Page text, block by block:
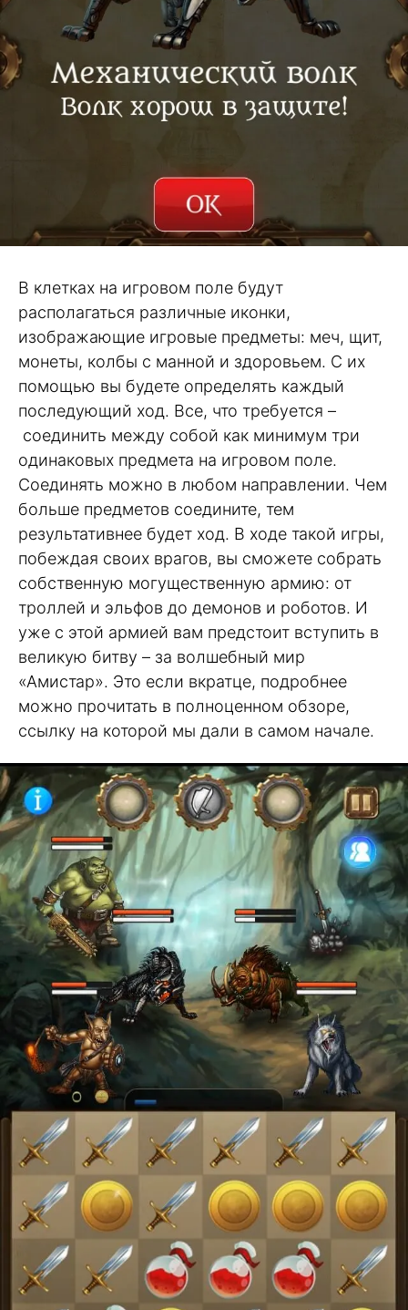
В клетках на игровом поле будут
располагаться различные иконки,
изображающие игровые предметы: меч, щит,
монеты, колбы с манной и здоровьем. С их
помощью вы будете определять каждый
последующий ход. Все, что требуется –
соединить между собой как минимум три
одинаковых предмета на игровом поле.
Соединять можно в любом направлении. Чем
больше предметов соедините, тем
результативнее будет ход. В ходе такой игры,
побеждая своих врагов, вы сможете собрать
собственную могущественную армию: от
троллей и эльфов до демонов и роботов. И
уже с этой армией вам предстоит вступить в
великую битву – за волшебный мир
«Амистар». Это если вкратце, подробнее
можно прочитать в полноценном обзоре,
ссылку на которой мы дали в самом начале.